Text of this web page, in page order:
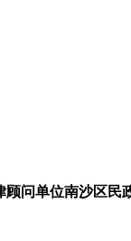
问单位南沙区